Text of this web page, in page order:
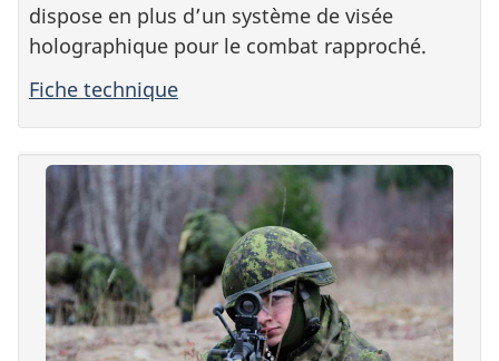
dispose en plus d’un système de visée
holographique pour le combat rapproché.
Fiche technique